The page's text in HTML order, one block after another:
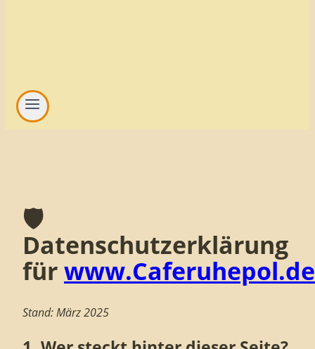
🛡️
Datenschutzerklärung
fürwww.Caferuhepol.de
Stand: März 2025